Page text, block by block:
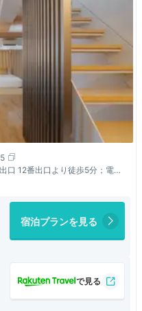
口 12番出口より徒歩5分；電車
宿泊プランを見る